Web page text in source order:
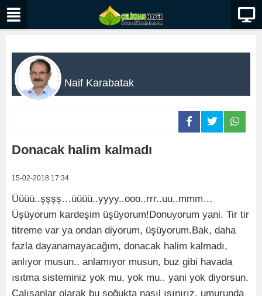
Naif Karabatak
Donacak halim kalmadı
15-02-2018 17:34
Üüüü..şşşş…üüüü..yyyy..ooo..rrr..uu..mmm…
Üşüyorum kardeşim üşüyorum!Donuyorum yani. Tir tir
titreme var ya ondan diyorum, üşüyorum.Bak, daha
fazla dayanamayacağım, donacak halim kalmadı,
anlıyor musun.. anlamıyor musun, buz gibi havada
ısıtma sisteminiz yok mu, yok mu.. yani yok diyorsun.
Çalışanlar olarak bu soğukta nasıl ısınırız, umurunda